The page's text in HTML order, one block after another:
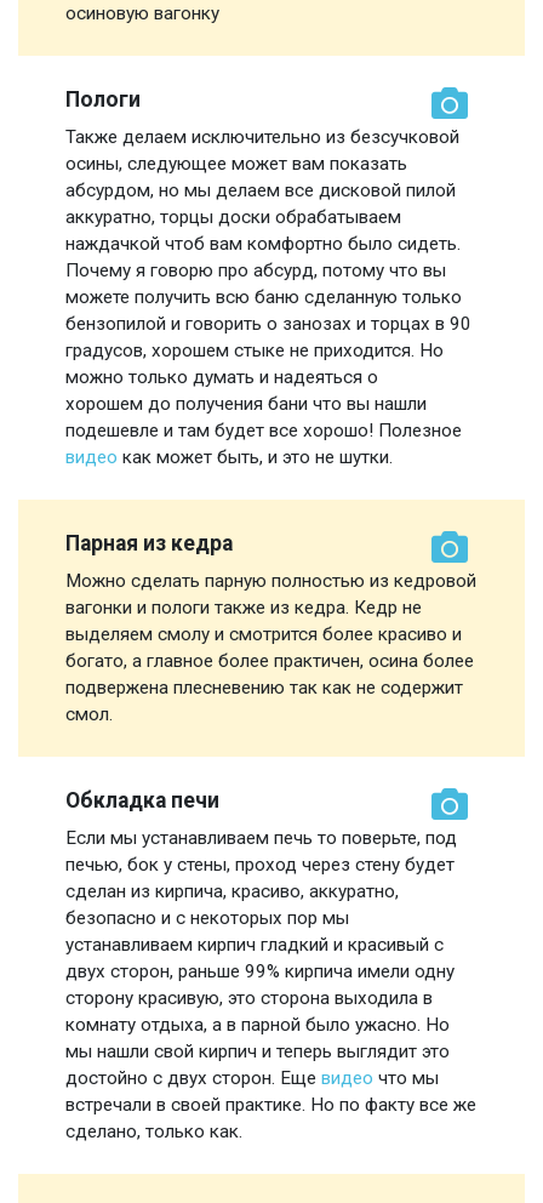
осиновую вагонку
Пологи
Также делаем исключительно из безсучковой
осины, следующее может вам показать
абсурдом, но мы делаем все дисковой пилой
аккуратно, торцы доски обрабатываем
наждачкой чтоб вам комфортно было сидеть.
Почему я говорю про абсурд, потому что вы
можете получить всю баню сделанную только
бензопилой и говорить о занозах и торцах в 90
градусов, хорошем стыке не приходится. Но
можно только думать и надеяться о
хорошем до получения бани что вы нашли
подешевле и там будет все хорошо! Полезное
видео как может быть, и это не шутки.
Парная из кедра
Можно сделать парную полностью из кедровой
вагонки и пологи также из кедра. Кедр не
выделяем смолу и смотрится более красиво и
богато, а главное более практичен, осина более
подвержена плесневению так как не содержит
смол.
Обкладка печи
Если мы устанавливаем печь то поверьте, под
печью, бок у стены, проход через стену будет
сделан из кирпича, красиво, аккуратно,
безопасно и с некоторых пор мы
устанавливаем кирпич гладкий и красивый с
двух сторон, раньше 99% кирпича имели одну
сторону красивую, это сторона выходила в
комнату отдыха, а в парной было ужасно. Но
мы нашли свой кирпич и теперь выглядит это
достойно с двух сторон. Еще видео что мы
встречали в своей практике. Но по факту все же
сделано, только как.